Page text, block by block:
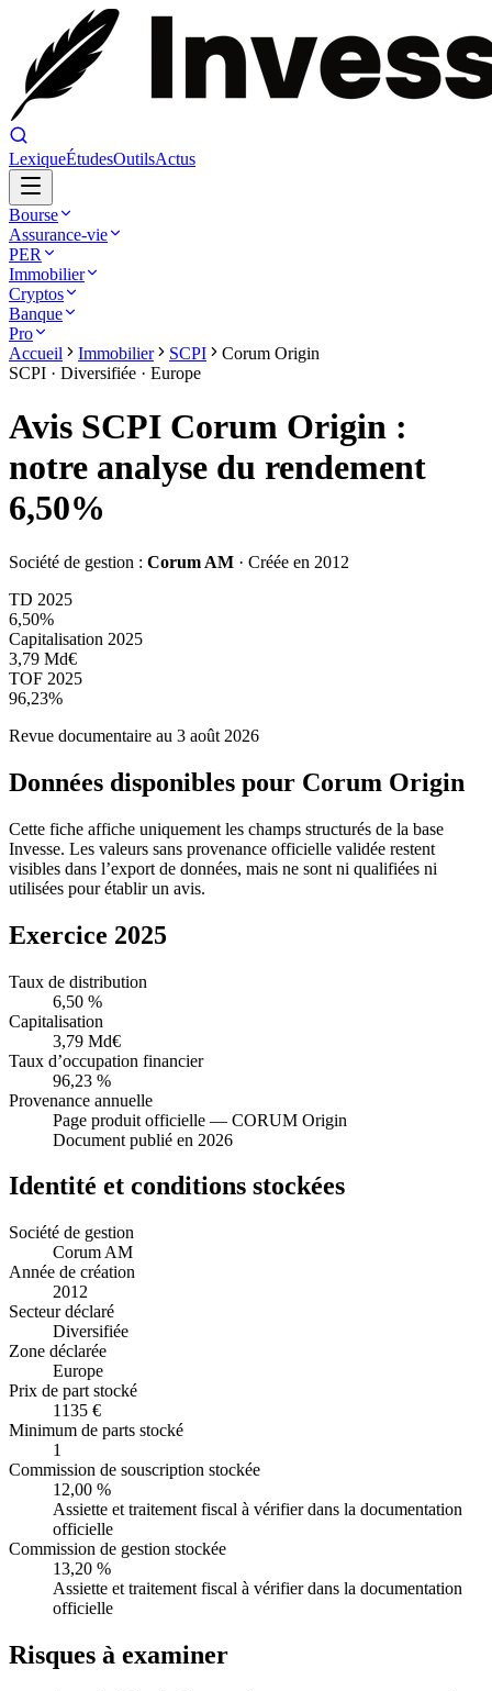
LexiqueÉtudesOutilsActus
Bourse
Assurance-vie
PER
Immobilier
Cryptos
Banque
Pro
Accueil
Immobilier SCPI
Corum Origin
SCPI · Diversifiée · Europe
Avis SCPI Corum Origin :
notre analyse du rendement
6,50%
Société de gestion : Corum AM · Créée en 2012
TD 2025
6,50%
Capitalisation 2025
3,79 Md€
TOF 2025
96,23%
Revue documentaire au 3 août 2026
Données disponibles pour Corum Origin
Cette fiche affiche uniquement les champs structurés de la base
Invesse. Les valeurs sans provenance officielle validée restent
visibles dans l’export de données, mais ne sont ni qualifiées ni
utilisées pour établir un avis.
Exercice 2025
Taux de distribution
6,50 %
Capitalisation
3,79 Md€
Taux d’occupation financier
96,23 %
Provenance annuelle
Page produit officielle — CORUM Origin
Document publié en 2026
Identité et conditions stockées
Société de gestion
Corum AM
Année de création
2012
Secteur déclaré
Diversifiée
Zone déclarée
Europe
Prix de part stocké
1135 €
Minimum de parts stocké
1
Commission de souscription stockée
12,00 %
Assiette et traitement fiscal à vérifier dans la documentation
officielle
Commission de gestion stockée
13,20 %
Assiette et traitement fiscal à vérifier dans la documentation
officielle
Risques à examiner